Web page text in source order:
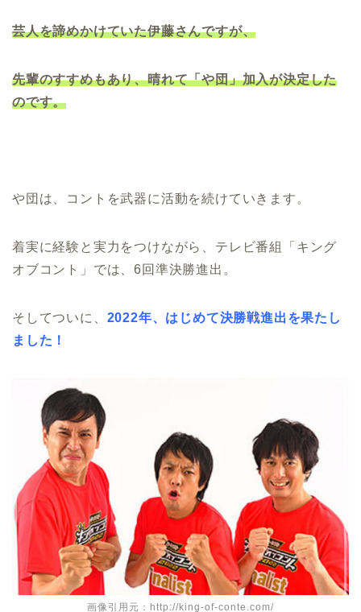
芸人を諦めかけていた伊藤さんですが、
先輩のすすめもあり、晴れて「や団」加入が決定した
のです。
や団は、コントを武器に活動を続けていきます。
着実に経験と実力をつけながら、テレビ番組「キング
オブコント」では、6回準決勝進出。
そしてついに、 2022年、はじめて決勝戦進出を果たし
ました！
画像引用元：http://king-of-conte.com/